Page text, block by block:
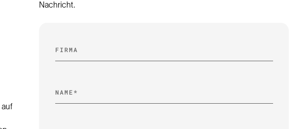
auf
Nachricht.